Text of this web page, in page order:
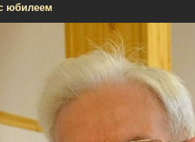
юбилеем